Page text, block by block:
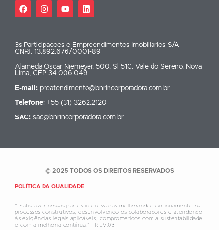
3s Participacoes e Empreendimentos Imobiliarios S/A
CNPJ: 13.892.676/0001-89
Alameda Oscar Niemeyer, 500, Sl 510, Vale do Sereno, Nova
Lima, CEP 34.006.049
E-mail: preatendimento@bnrincorporadora.com.br
Telefone: +55 (31) 3262.2120
SAC: sac@bnrincorporadora.com.br
© 2025 TODOS OS DIREITOS RESERVADOS
POLÍTICA DA QUALIDADE
” Satisfazer nossas partes interessadas melhorando continuamente os
processos construtivos, desenvolvendo os colaboradores e atendendo
às exigências legais aplicáveis, comprometidos com a sustentabilidade
e com a melhoria contínua.”
REV.03